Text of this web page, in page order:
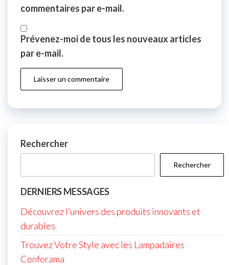
commentaires par e-mail.
Prévenez-moi de tous les nouveaux articles
par e-mail.
Rechercher
Rechercher
DERNIERS MESSAGES
Découvrez l’univers des produits innovants et
durables
Trouvez Votre Style avec les Lampadaires
Conforama